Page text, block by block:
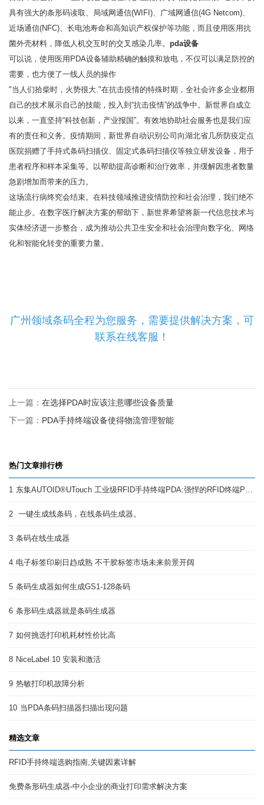
具有强大的条形码读取、局域网通信(WIFI)、广域网通信(4G Netcom)、
近场通信(NFC)、长电池寿命和高知识产权保护等功能，而且使用医用抗
菌外壳材料，降低人机交互时的交叉感染几率。 pda设备
可以说，使用医用PDA设备辅助精确的触摸和放电，不仅可以满足防控的
需要，也方便了一线人员的操作
"当人们拾柴时，火势很大."在抗击疫情的特殊时期，全社会许多企业都用
自己的技术展示自己的技能，投入到“抗击疫情”的战争中。新世界自成立
以来，一直坚持“科技创新，产业报国”。有效地协助社会服务也是我们应
有的责任和义务。疫情期间，新世界自动识别公司向湖北省几所防疫定点
医院捐赠了手持式条码扫描仪、固定式条码扫描仪等独立研发设备，用于
患者程序和样本采集等。以帮助提高诊断和治疗效率，并缓解因患者数量
急剧增加而带来的压力。
这场流行病终究会结束。在科技领域推进疫情防控和社会治理，我们绝不
能止步。在数字医疗解决方案的帮助下，新世界希望将新一代信息技术与
实体经济进一步整合，成为推动公共卫生安全和社会治理向数字化、网络
化和智能化转变的重要力量。
广州领域条码全程为您服务，需要提供解决方案，可
联系在线客服！
上一篇： 在选择PDA时应该注意哪些设备质量
下一篇： PDA手持终端设备使得物流管理智能
热门文章排行榜
1 东集AUTOID®UTouch 工业级RFID手持终端PDA:强悍的RFID终端PDA
2 一键生成线条码，在线条码生成器。
3 条码在线生成器
4 电子标签印刷日趋成熟 不干胶标签市场未来前景开阔
5 条码生成器如何生成GS1-128条码
6 条形码生成器就是条码生成器
7 如何挑选打印机耗材性价比高
8 NiceLabel 10 安装和激活
9 热敏打印机故障分析
10 当PDA条码扫描器扫描出现问题
精选文章
RFID手持终端选购指南,关键因素详解
免费条形码生成器-中小企业的商业打印需求解决方案